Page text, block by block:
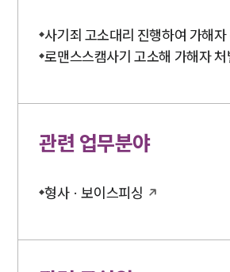
사기죄 고소대리 진행하여 가해자
로맨스스캠사기 고소해 가해자 처
관련 업무분야
형사 · 보이스피싱